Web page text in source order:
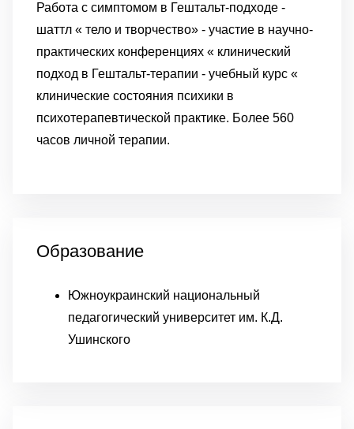
Работа с симптомом в Гештальт-подходе -
шаттл « тело и творчество» - участие в научно-
практических конференциях « клинический
подход в Гештальт-терапии - учебный курс «
клинические состояния психики в
психотерапевтической практике. Более 560
часов личной терапии.
Образование
Южноукраинский национальный
педагогический университет им. К.Д.
Ушинского